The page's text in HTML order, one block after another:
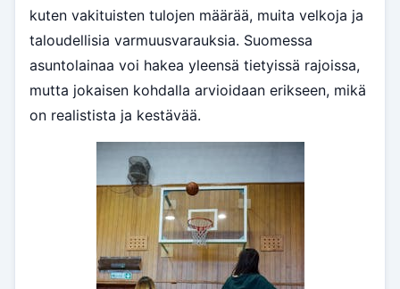
kuten vakituisten tulojen määrää, muita velkoja ja
taloudellisia varmuusvarauksia. Suomessa
asuntolainaa voi hakea yleensä tietyissä rajoissa,
mutta jokaisen kohdalla arvioidaan erikseen, mikä
on realistista ja kestävää.